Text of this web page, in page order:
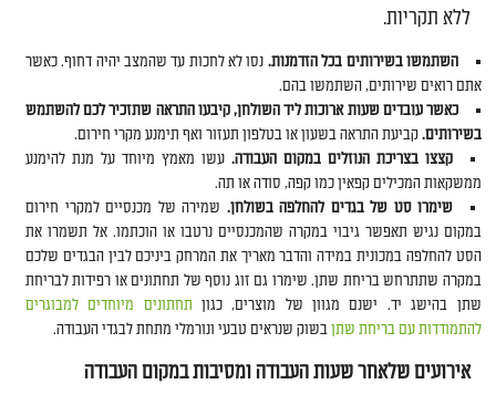
ללא תקריות.
השתמשו בשירותים בכל הזדמנות. נסו לא לחכות עד שהמצב יהיה דחוף. כאשר
אתם רואים שירותים, השתמשו בהם.
כאשר עובדים שעות ארוכות ליד השולחן, קיבעו התראה שתזכיר לכם להשתמש
בשירותים.קביעת התראה בשעון או בטלפון תעזור ואף תימנע מקרי חירום.
קצצו בצריכת הנוזלים במקום העבודה.עשו מאמץ מיוחד על מנת להימנע
ממשקאות המכילים קפאין כמו קפה, סודה או תה.
שימרו סט של בגדים להחלפה בשולחן. שמירה של מכנסיים למקרי חירום
במקום נגיש תאפשר גיבוי במקרה שהמכנסיים נרטבו או הוכתמו. אל תשמרו את
הסט להחלפה במכונית במידה והדבר מאריך את המרחק ביניכם לבין הבגדים שלכם
במקרה שתתרחש בריחת שתן. שימרו גם זוג נוסף של תחתונים או רפידות לבריחת
שתן בהישג יד. ישנם מגוון של מוצרים, כגון תחתונים מיוחדים למבוגרים
להתמודדות עם בריחת שתןבשוק שנראים טבעי ונורמלי מתחת לבגדי העבודה.
אירועים שלאחר שעות העבודה ומסיבות במקום העבודה